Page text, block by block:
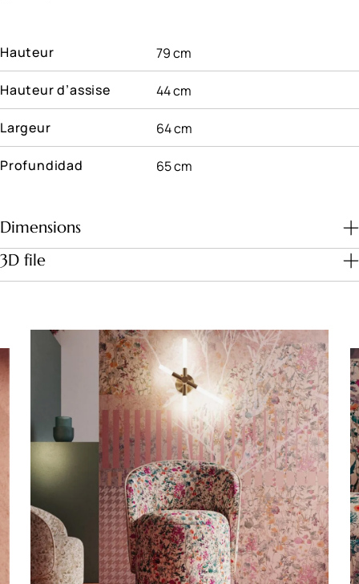
Hauteur 79 cm
Hauteur d’assise 44 cm
Largeur 64 cm
Profundidad 65 cm
Dimensions
Dimensions (cm)
3D file